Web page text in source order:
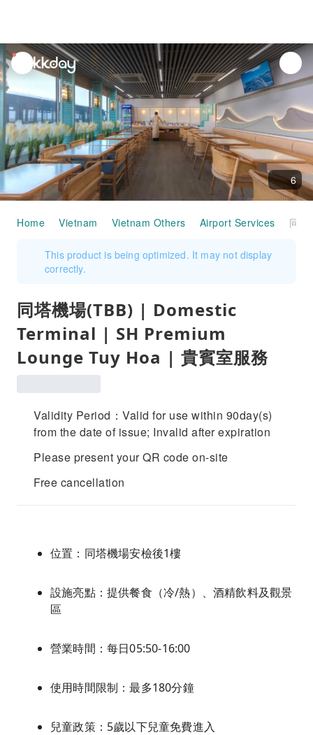
unread
notifications
6
Home Vietnam Vietnam Others Airport Services
This product is being optimized. It may not display
correctly.
同塔機場(TBB) | Domestic
Terminal | SH Premium
Lounge Tuy Hoa | 貴賓室服務
Validity Period：Valid for use within 90day(s)
from the date of issue; Invalid after expiration
Please present your QR code on-site
Free cancellation
位置：同塔機場安檢後1樓
設施亮點：提供餐食（冷/熱）、酒精飲料及觀景
區
營業時間：每日05:50-16:00
使用時間限制：最多180分鐘
兒童政策：5歲以下兒童免費進入